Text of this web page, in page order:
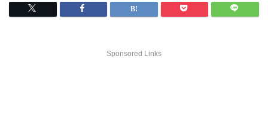
Sponsored Links